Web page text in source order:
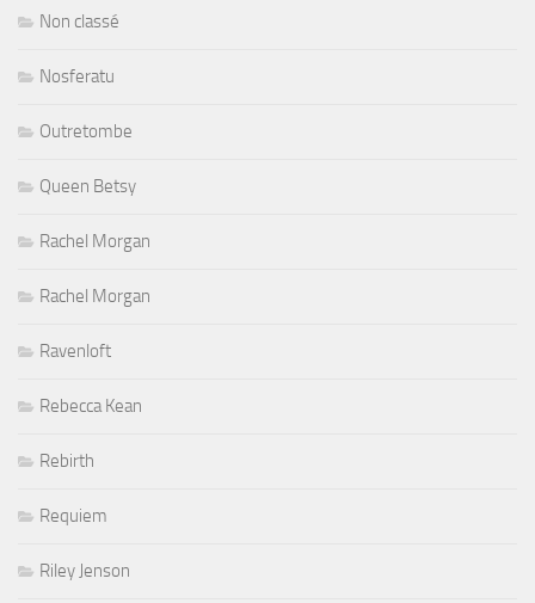
Non classé
Nosferatu
Outretombe
Queen Betsy
Rachel Morgan
Rachel Morgan
Ravenloft
Rebecca Kean
Rebirth
Requiem
Riley Jenson